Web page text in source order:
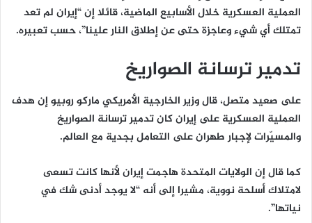
العملية العسكرية خلال الأسابيع الماضية، قائلا إن “إيران لم تعد
تمتلك أي شيء وعاجزة حتى عن إطلاق النار علينا”، حسب تعبيره.
تدمير ترسانة الصواريخ
على صعيد متصل، قال وزير الخارجية الأمريكي ماركو روبيو إن هدف
العملية العسكرية على إيران كان تدمير ترسانة الصواريخ
والمسيّرات لإجبار طهران على التعامل بجدية مع العالم.
كما قال إن الولايات المتحدة هاجمت إيران لأنها كانت تسعى
لامتلاك أسلحة نووية، مشيرا إلى أنه “لا يوجد أدنى شك في
نياتها”.